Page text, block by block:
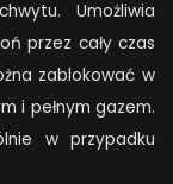
Umożliwia
przez cały czas
zablokować w
i pełnym gazem.
w przypadku